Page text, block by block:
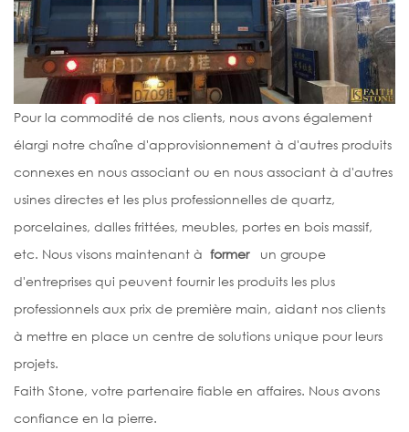
Pour la commodité de nos clients, nous avons également
élargi notre chaîne d'approvisionnement à d'autres produits
connexes en nous associant ou en nous associant à d'autres
usines directes et les plus professionnelles de quartz,
porcelaines, dalles frittées, meubles, portes en bois massif,
etc. Nous visons maintenant à formerun groupe
d'entreprises qui peuvent fournir les produits les plus
professionnels aux prix de première main, aidant nos clients
à mettre en place un centre de solutions unique pour leurs
projets.
Faith Stone, votre partenaire fiable en affaires. Nous avons
confiance en la pierre.